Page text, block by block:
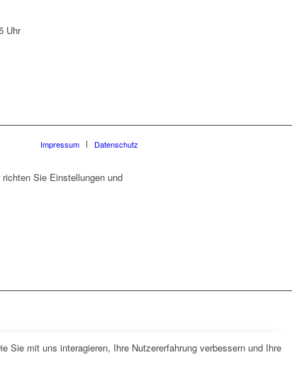
Uhr
Impressum Datenschutz
Sie Einstellungen und
Sie mit uns interagieren, Ihre Nutzererfahrung verbessern und Ihre